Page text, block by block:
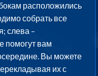
расположились
собрать все
слева –
помогут вам
Вы можете
их с